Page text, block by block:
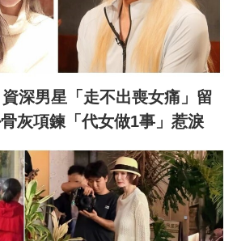
深男星「走不出喪女痛」留
灰項鍊「代女做1事」惹淚